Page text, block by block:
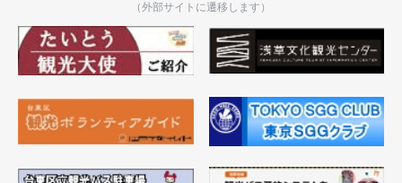
（外部サイトに遷移します）